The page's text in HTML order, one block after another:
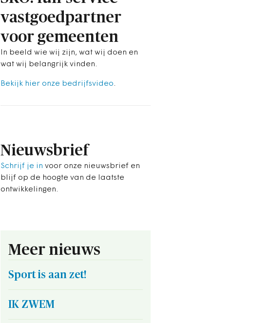
vastgoedpartner
voor gemeenten
In beeld wie wij zijn, wat wij doen en
wat wij belangrijk vinden.
Bekijk hier onze bedrijfsvideo.
Nieuwsbrief
Schrijf je in voor onze nieuwsbrief en
blijf op de hoogte van de laatste
ontwikkelingen.
Meer nieuws
Sport is aan zet!
IK ZWEM